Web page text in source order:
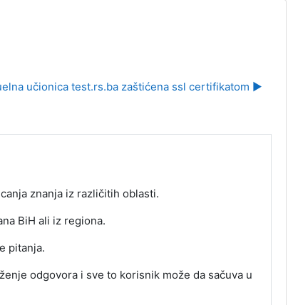
učionica test.rs.ba zaštićena ssl certifikatom ▶︎
znanja iz različitih oblasti.
BiH ali iz regiona.
pitanja.
odgovora i sve to korisnik može da sačuva u